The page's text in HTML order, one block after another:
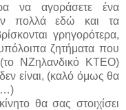
να αγοράσετε ένα
πολλά εδώ και τα
γρηγορότερα,
ζητήματα που
ΝΖηλανδικό ΚΤΕΟ)
είναι, (καλό όμως θα
θα σας στοιχίσει